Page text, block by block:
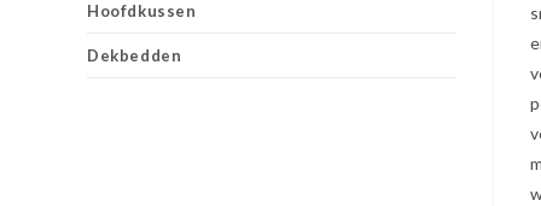
Hoofdkussen
Dekbedden